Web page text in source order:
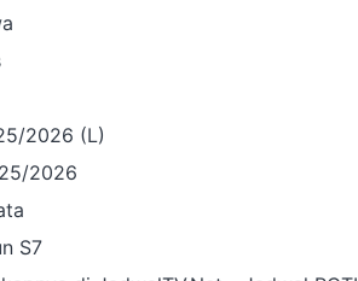
2026 (L)
2026
S7